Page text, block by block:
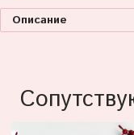
Описание